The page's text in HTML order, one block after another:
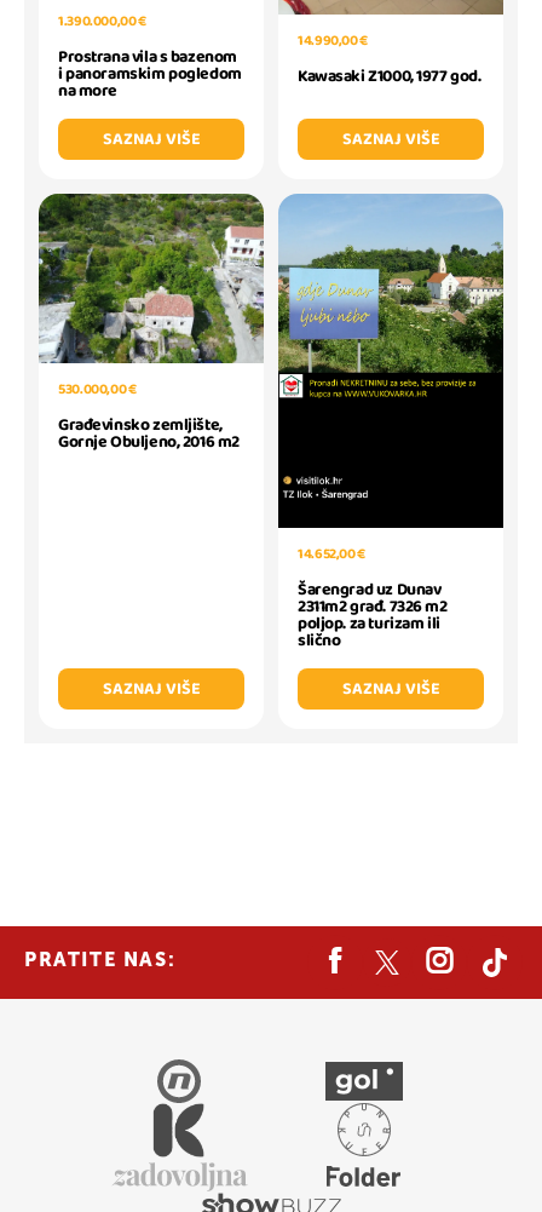
1.390.000,00 €
Prostrana vila s bazenom
i panoramskim pogledom
na more
SAZNAJ VIŠE
14.990,00 €
Kawasaki Z1000, 1977 god.
SAZNAJ VIŠE
530.000,00 €
Građevinsko zemljište,
Gornje Obuljeno, 2016 m2
SAZNAJ VIŠE
14.652,00 €
Šarengrad uz Dunav
2311m2 građ. 7326 m2
poljop. za turizam ili
slično
SAZNAJ VIŠE
PRATITE NAS: